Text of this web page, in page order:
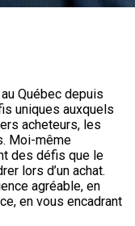
Québec depuis
uniques auxquels
acheteurs, les
Moi-même
des défis que le
lors d’un achat.
agréable, en
en vous encadrant